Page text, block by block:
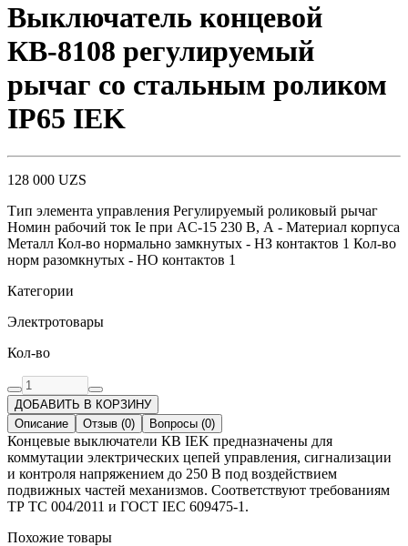
Выключатель концевой
КВ-8108 регулируемый
рычаг со стальным роликом
IP65 IEK
128 000 UZS
Тип элемента управления Регулируемый роликовый рычаг
Номин рабочий ток Ie при AC-15 230 В, А - Материал корпуса
Металл Кол-во нормально замкнутых - НЗ контактов 1 Кол-во
норм разомкнутых - НО контактов 1
Категории
Электротовары
Кол-во
ДОБАВИТЬ В КОРЗИНУ
Описание
Отзыв (0) Вопросы (0)
Концевые выключатели КВ IEK предназначены для
коммутации электрических цепей управления, сигнализации
и контроля напряжением до 250 В под воздействием
подвижных частей механизмов. Соответствуют требованиям
ТР ТС 004/2011 и ГОСТ IEC 609475-1.
Похожие товары